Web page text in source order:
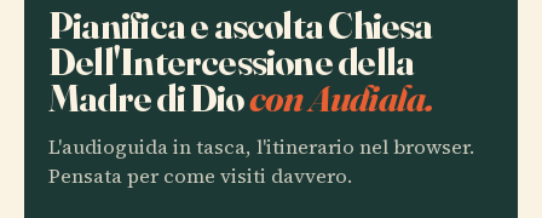
Pianifica e ascolta Chiesa
Dell'Intercessione della
Madre di Diocon Audiala.
L'audioguida in tasca, l'itinerario nel browser.
Pensata per come visiti davvero.